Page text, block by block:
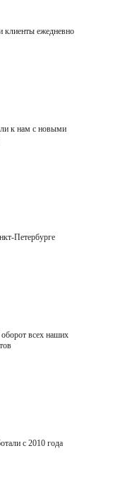
клиенты ежедневно
к нам с новыми
Петербурге
всех наших
с 2010 года